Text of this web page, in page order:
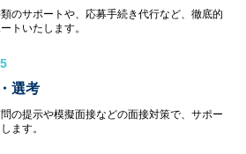
のサポートや、応募手続き代行など、徹底的
トいたします。
選考
の提示や模擬面接などの面接対策で、サポー
ます。